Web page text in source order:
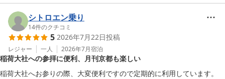
めたとのこと、大変嬉しく思います。設備に関しての貴重なご意見
もありがとうございます。今後、さらに快適な環境をご提供できる
よう努めてまいります。
またのご来館をお待ちしております。
アーバンホテル京都
シトロエン乗り
14件のクチコミ
5 2026年7月22日投稿
レジャー 一人 2026年7月宿泊
稲荷大社への参拝に便利、月刊京都も楽しい
稲荷大社へお参りの際、大変便利ですので定期的に利用しています。